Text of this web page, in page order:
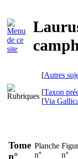
[Autres
[Taxon
[Via
Tome
n°
Planche
n°
n°